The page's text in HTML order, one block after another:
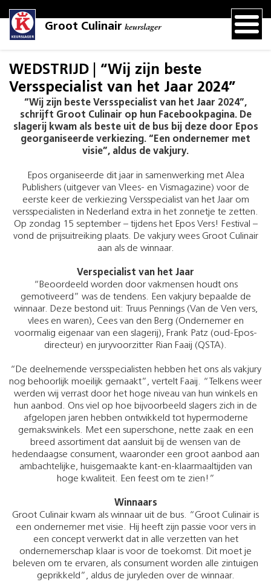
Groot Culinair keurslager
WEDSTRIJD | “Wij zijn beste
Versspecialist van het Jaar 2024”
“Wij zijn beste Versspecialist van het Jaar 2024”,
schrijft Groot Culinair op hun Facebookpagina. De
slagerij kwam als beste uit de bus bij deze door Epos
georganiseerde verkiezing. “Een ondernemer met
visie”, aldus de vakjury.
Epos organiseerde dit jaar in samenwerking met Alea
Publishers (uitgever van Vlees- en Vismagazine) voor de
eerste keer de verkiezing Versspecialist van het Jaar om
versspecialisten in Nederland extra in het zonnetje te zetten.
Op zondag 15 september – tijdens het Epos Vers! Festival –
vond de prijsuitreiking plaats. De vakjury wees Groot Culinair
aan als de winnaar.
Verspecialist van het Jaar
“Beoordeeld worden door vakmensen houdt ons
gemotiveerd” was de tendens. Een vakjury bepaalde de
winnaar. Deze bestond uit: Truus Pennings (Van de Ven vers,
vlees en waren), Cees van den Berg (Ondernemer en
voormalig eigenaar van een slagerij), Frank Patz (oud-Epos-
directeur) en juryvoorzitter Rian Faaij (QSTA).
“De deelnemende versspecialisten hebben het ons als vakjury
nog behoorlijk moeilijk gemaakt”, vertelt Faaij. “Telkens weer
werden wij verrast door het hoge niveau van hun winkels en
hun aanbod. Ons viel op hoe bijvoorbeeld slagers zich in de
afgelopen jaren hebben ontwikkeld tot hypermoderne
gemakswinkels. Met een superschone, nette zaak en een
breed assortiment dat aansluit bij de wensen van de
hedendaagse consument, waaronder een groot aanbod aan
ambachtelijke, huisgemaakte kant-en-klaarmaaltijden van
hoge kwaliteit. Een feest om te zien!”
Winnaars
Groot Culinair kwam als winnaar uit de bus. “Groot Culinair is
een ondernemer met visie. Hij heeft zijn passie voor vers in
een concept verwerkt dat in alle verzetten van het
ondernemerschap klaar is voor de toekomst. Dit moet je
beleven om te ervaren, als consument worden alle zintuigen
geprikkeld”, aldus de juryleden over de winnaar.